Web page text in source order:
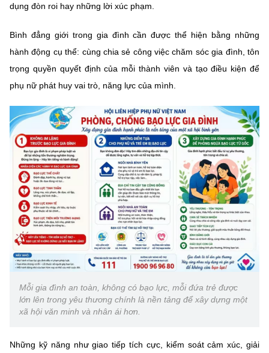
dụng đòn roi hay những lời xúc phạm.
Bình đẳng giới trong gia đình cần được thể hiện bằng những
hành động cụ thể: cùng chia sẻ công việc chăm sóc gia đình, tôn
trọng quyền quyết định của mỗi thành viên và tạo điều kiện để
phụ nữ phát huy vai trò, năng lực của mình.
Mỗi gia đình an toàn, không có bạo lực, mỗi đứa trẻ được
lớn lên trong yêu thương chính là nền tảng để xây dựng một
xã hội văn minh và nhân ái hơn.
Những kỹ năng như giao tiếp tích cực, kiểm soát cảm xúc, giải